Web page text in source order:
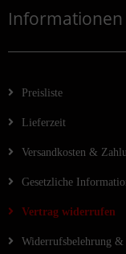
Informationen
Preisliste
Lieferzeit
Versandkosten &
Gesetzliche
Vertrag widerrufen
Widerrufsbelehrung